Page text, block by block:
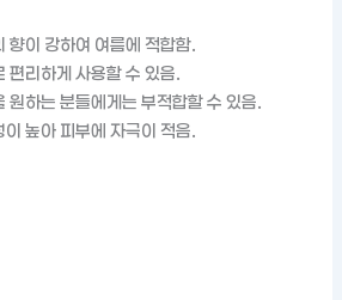
향이 강하여 여름에 적합함.
편리하게 사용할 수 있음.
원하는 분들에게는 부적합할 수 있음.
이 높아 피부에 자극이 적음.